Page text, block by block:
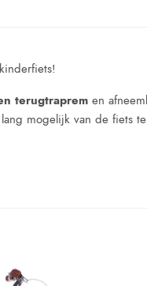
terugtraprem en
mogelijk van de fiets